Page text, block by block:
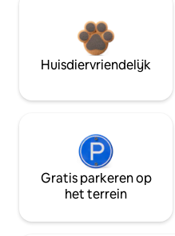
Huisdiervriendelijk
Gratis parkeren op
het terrein